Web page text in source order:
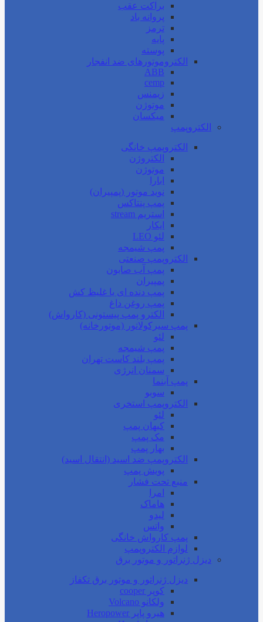
براکت عقب
پروانه باد
ترمز
پایه
پوسته
الکتروموتورهای ضد انفجار
ABB
cemp
زیمنس
موتوژن
میکسان
الکتروپمپ
الکتروپمپ خانگی
الکتروژن
موتوژن
ابارا
نوید موتور (پمپیران)
پمپ پنتاکس
استریم stream
ایکار
لئو LEO
پمپ شیمجه
الکتروپمپ صنعتی
پمپ آب صابون
پمپیران
پمپ دنده ای یا غلیظ کش
پمپ روغن داغ
الکترو پمپ پیستونی (کارواش)
پمپ سیرکولاتور (موتورخانه)
لئو
پمپ شیمجه
پمپ بلند کاست تهران
سمنان انرژی
پمپ آبنما
سوبو
الکتروپمپ استخری
لئو
کیهان پمپ
مک پمپ
بهار پمپ
الکتروپمپ ضد اسید (انتقال اسید)
پویش پمپ
منبع تحت فشار
امرا
هاماک
لیدو
واتس
پمپ کارواش خانگی
لوازم الکتروپمپ
دیزل ژنراتور و موتور برق
دیزل ژنراتور و موتور برق تکفاز
کوپر cooper
ولکانو Volcano
هیرو پاپر Heropower